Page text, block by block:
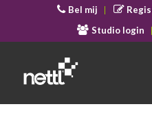
Bel mij
Studio login